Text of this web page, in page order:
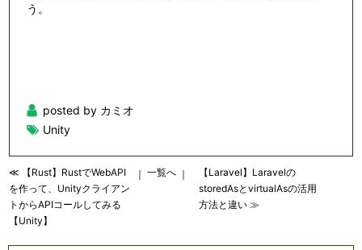
う。
posted by カミオ
Unity
≪ 【Rust】RustでWebAPI
を作って、Unityクライアン
トからAPIコールしてみる
【Unity】
｜一覧へ ｜
【Laravel】Laravelの
storedAsとvirtualAsの活用
方法と違い ≫